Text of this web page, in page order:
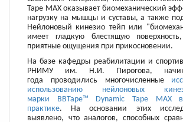
Tape MAX оказывает биомеханический
нагрузку на мышцы и суставы, а также
Нейлоновый кинезио тейп или
имеет гладкую блестящую
приятные ощущения при прикосновении.
На базе кафедры реабилитации и
РНИМУ им. Н.И. Пирогова,
года проводились многочисленные
использованию нейлоновых
марки BBTape™ Dynamic Tape MAX в
практике. На основании этих
выявлено, что аналогов, способных